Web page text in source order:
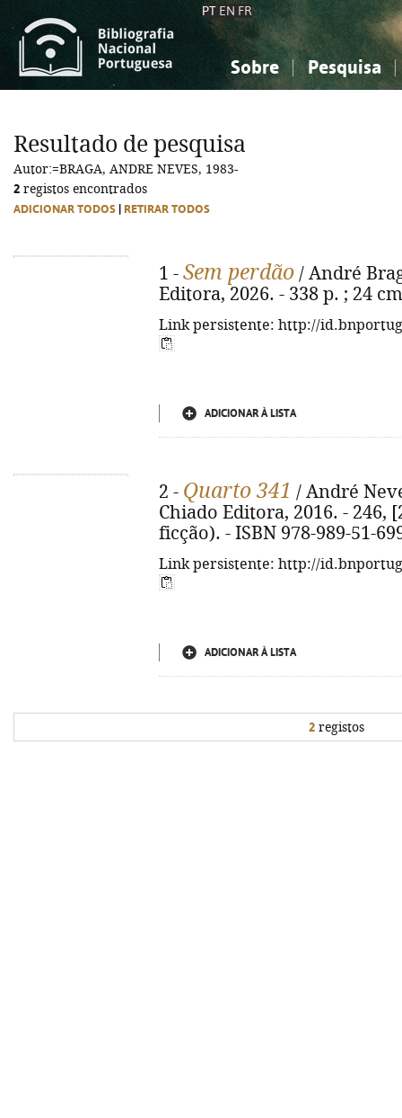
PT EN FR
Sobre Pesquisa
Ciências sociais...
Ciências sociais...
Resultado de pesquisa
Autor:=BRAGA, ANDRE NEVES, 1983-
2 registos encontrados
ADICIONAR TODOS RETIRAR TODOS
1 - Sem perdão / André
Editora, 2026. - 338 p. ; 24
Link persistente: http://
ADICIONAR À LISTA
2 - Quarto 341 / André
Chiado Editora, 2016. - 246,
ficção). - ISBN 978-989-51-
Link persistente: http://
ADICIONAR À LISTA
2 registos